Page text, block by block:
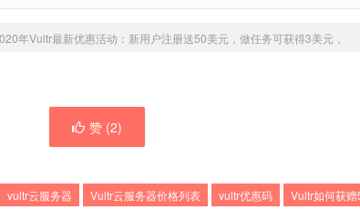
年Vultr最新优惠活动：新用户注册送50美元，做任务可获得3美元，
赞 (2)
vultr云服务器 Vultr云服务器价格列表 vultr优惠码
Vultr如何获